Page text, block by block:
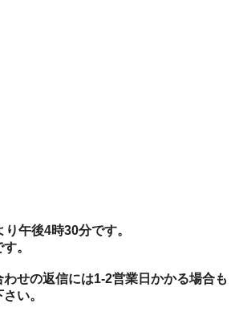
午後4時30分です。
。
せの返信には1-2営業日かかる場合も
い。